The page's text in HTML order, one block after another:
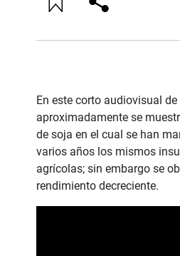
En este corto audiovisual
aproximadamente se
de soja en el cual se han
varios años los mismos
agrícolas; sin embargo se
rendimiento decreciente.